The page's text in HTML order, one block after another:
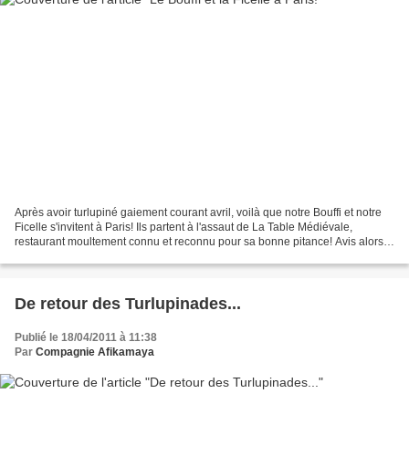
Après avoir turlupiné gaiement courant avril, voilà que notre Bouffi et notre
Ficelle s'invitent à Paris! Ils partent à l'assaut de La Table Médiévale,
restaurant moultement connu et reconnu pour sa bonne pitance! Avis alors à
De retour des Turlupinades...
Publié le 18/04/2011 à 11:38
Par Compagnie Afikamaya